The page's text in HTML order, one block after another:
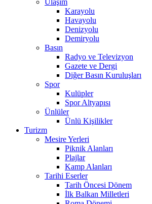
Ulaşım
Karayolu
Havayolu
Denizyolu
Demiryolu
Basın
Radyo ve Televizyon
Gazete ve Dergi
Diğer Basın Kuruluşları
Spor
Kulüpler
Spor Altyapısı
Ünlüler
Ünlü Kişilikler
Turizm
Mesire Yerleri
Piknik Alanları
Plajlar
Kamp Alanları
Tarihi Eserler
Tarih Öncesi Dönem
İlk Balkan Milletleri